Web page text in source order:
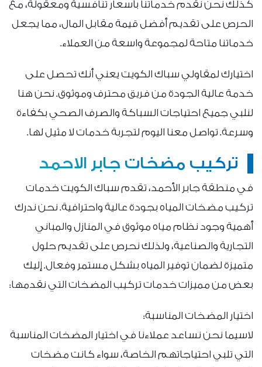
كذلك نحن نقدم خدماتنا بأسعار تنافسية ومعقولة، مع
الحرص على تقديم أفضل قيمة مقابل المال، مما يجعل
خدماتنا متاحة لمجموعة واسعة من العملاء.
اختيارك لمقاولي سباك الكويت يعني أنك تحصل على
خدمة عالية الجودة من فريق محترف وموثوق. نحن هنا
لنلبي جميع احتياجات السباكة والصرف الصحي بكفاءة
وسرعة. تواصل معنا اليوم لتجربة خدمات لا مثيل لها.
تركيب مضخات جابر الاحمد
في منطقة جابر الأحمد، تقدم سباك الكويت خدمات
تركيب مضخات المياه بجودة عالية واحترافية. نحن ندرك
أهمية وجود نظام مياه موثوق في المنازل والمباني
التجارية والصناعية، ولذلك نحرص على تقديم حلول
متميزة لضمان توفير المياه بشكل مستمر وفعال. إليك
بعض من مميزات خدمات تركيب المضخات التي نقدمها:
اختيار المضخات المناسبة:
لاسيما نحن نساعد عملاءنا في اختيار المضخات المناسبة
التي تلبي احتياجاتهم الخاصة، سواء كانت مضخات